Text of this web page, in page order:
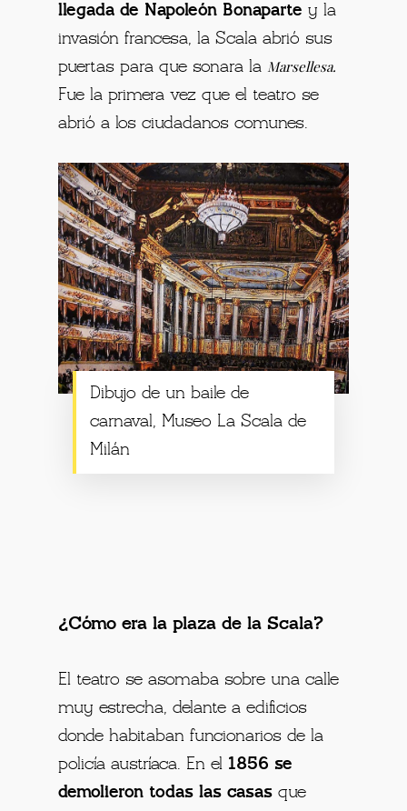
llegada de Napoleón Bonaparte y la
invasión francesa, la Scala abrió sus
puertas para que sonara laMarsellesa.
Fue la primera vez que el teatro se
abrió a los ciudadanos comunes.
Dibujo de un baile de
carnaval, Museo La Scala de
Milán
¿Cómo era la plaza de la Scala?
El teatro se asomaba sobre una calle
muy estrecha, delante a edificios
donde habitaban funcionarios de la
policía austríaca. En el 1856 se
demolieron todas las casas que